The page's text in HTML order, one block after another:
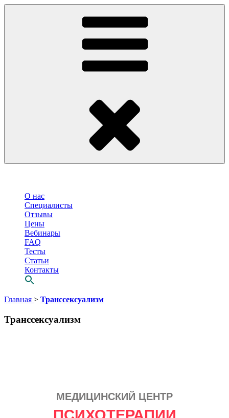
О нас
Специалисты
Отзывы
Цены
Вебинары
FAQ
Тесты
Статьи
Контакты
Перейти
содержимому
МЕДИЦИНСКИЙ ЦЕНТР
Просто выбери
Главная > Транссексуализм
Транссексуализм